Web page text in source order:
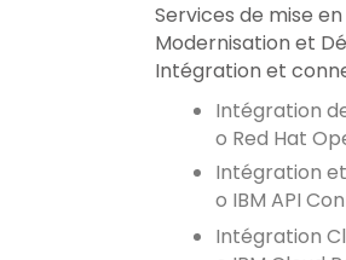
Services de mise
Modernisation et
Intégration et
Intégration
o Red Hat
Intégration
o IBM API
Intégration